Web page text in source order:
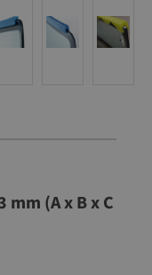
(A x B x C